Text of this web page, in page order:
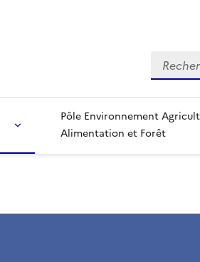
Recherche
Pôle Environnement Agriculture,
Alimentation et Forêt